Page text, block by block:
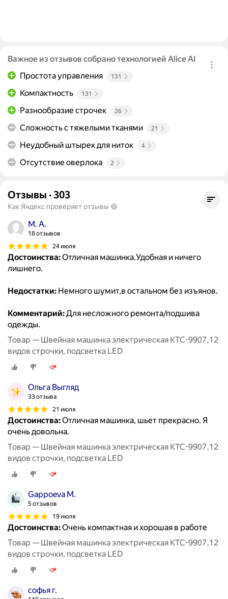
Важное из отзывов собрано технологией Alice AI
Простота управления
131
Компактность 131
Разнообразие строчек 26
Сложность с тяжелыми тканями 21
Неудобный штырек для ниток 4
Отсутствие оверлока 2
Отзывы · 303
Как Яндекс проверяет отзывы
M. A.
18 отзывов
24 июля
Достоинства:Отличная машинка.Удобная и ничего
лишнего.
Недостатки: Немного шумит,в остальном без изъянов.
Комментарий:Для несложного ремонта/подшива
одежды.
Товар — Швейная машинка электрическая KTC-9907,12
видов строчки, подсветка LED
Ольга Выгляд
33 отзыва
21 июля
Достоинства:Отличная машинка, шьет прекрасно. Я
очень довольна.
Товар — Швейная машинка электрическая KTC-9907,12
видов строчки, подсветка LED
Gappoeva M.
5 отзывов
19 июля
Достоинства:Очень компактная и хорошая в работе
Товар — Швейная машинка электрическая KTC-9907,12
видов строчки, подсветка LED
софья г.